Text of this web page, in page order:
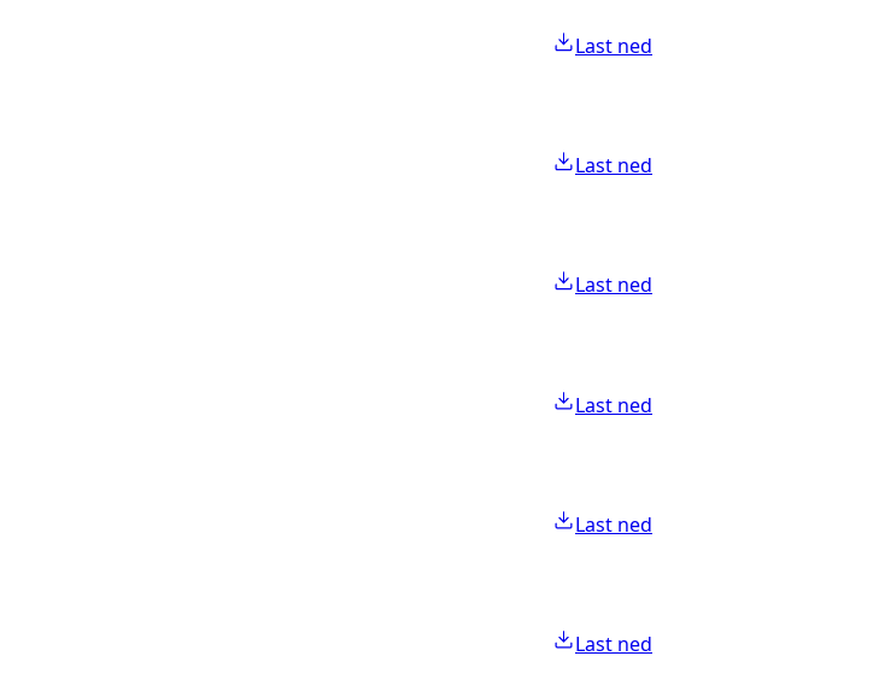
Last ned
Last ned
Last ned
Last ned
Last ned
Last ned